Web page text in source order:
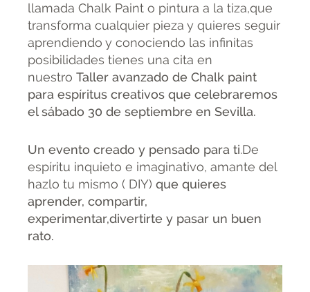
llamada Chalk Paint o pintura a la tiza,que
transforma cualquier pieza y quieres seguir
aprendiendo y conociendo las infinitas
posibilidades tienes una cita en
nuestro Taller avanzado de Chalk paint
para espíritus creativos que celebraremos
el sábado 30 de septiembre en Sevilla.
Un evento creado y pensado para ti.De
espíritu inquieto e imaginativo, amante del
hazlo tu mismo ( DIY) que quieres
aprender, compartir,
experimentar,divertirte y pasar un buen
rato.